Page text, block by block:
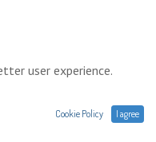
user experience.
Cookie Policy I agree